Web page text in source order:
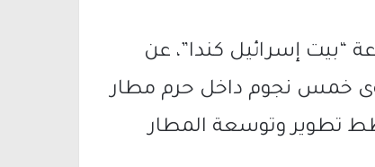
“بيت إسرائيل كندا”، عن
خمس نجوم داخل حرم مطار
تطوير وتوسعة المطار